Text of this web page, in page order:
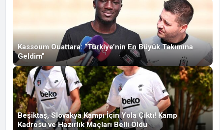
Kassoum Ouattara: “Türkiye’nin En Büyük Takımına
Geldim”
Beşiktaş, Slovakya Kampı İçin Yola Çıktı! Kamp
Kadrosu ve Hazırlık Maçları Belli Oldu